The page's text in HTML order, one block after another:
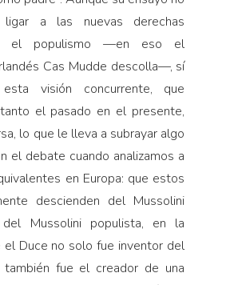
a las nuevas derechas
el populismo —en eso el
Cas Mudde descolla—, sí
visión concurrente, que
el pasado en el presente,
lo que le lleva a subrayar algo
el debate cuando analizamos a
en Europa: que estos
descienden del Mussolini
Mussolini populista, en la
el Duce no solo fue inventor del
también fue el creador de una